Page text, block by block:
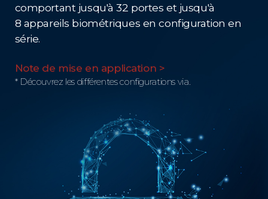
comportant jusqu'à 32 portes et jusqu'à
8 appareils biométriques en configuration en
série.
Note de mise en application >
* Découvrez les différentes configurations via.